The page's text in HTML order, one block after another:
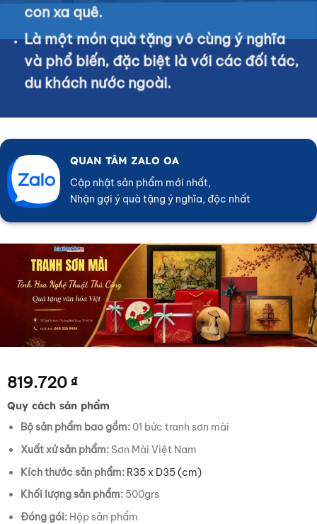
con xa quê.
Là một món quà tặng vô cùng ý nghĩa
và phổ biến, đặc biệt là với các đối tác,
du khách nước ngoài.
QUAN TÂM ZALO OA
Cập nhật sản phẩm mới nhất,
Nhận gợi ý quà tặng ý nghĩa, độc nhất
819.720 ₫
Quy cách sản phẩm
Bộ sản phẩm bao gồm:01 bức tranh sơn mài
Xuất xứ sản phẩm:Sơn Mài Việt Nam
Kích thước sản phẩm: R35 x D35 (cm)
Khối lượng sản phẩm:500grs
Đóng gói:Hộp sản phẩm